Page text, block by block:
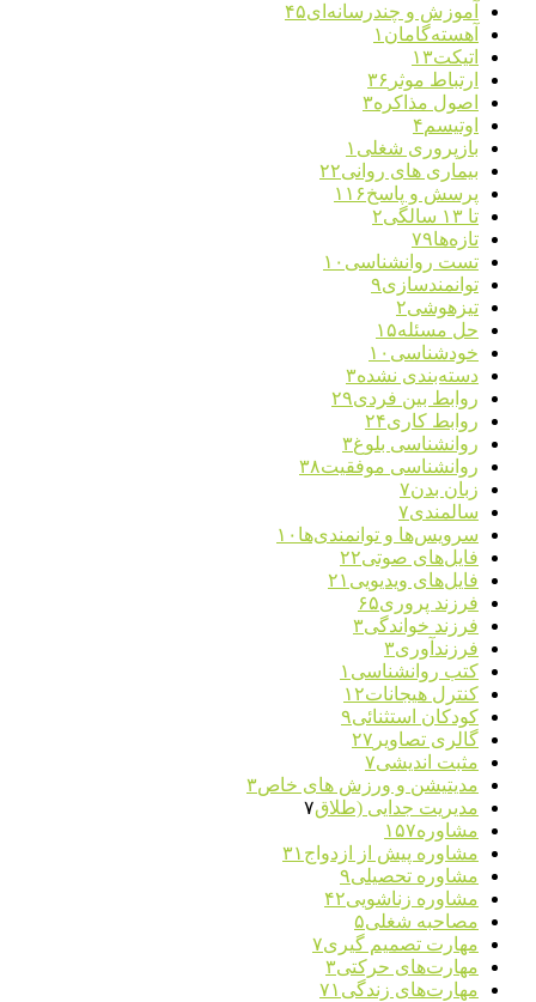
آموزش و چندرسانه‌ای۴۵
آهسته‌گامان ۱
اتیکت۱۳
ارتباط موثر ۳۶
اصول مذاکره۳
اوتیسم۴
بازپروری شغلی ۱
بیماری های روانی۲۲
پرسش و پاسخ۱۱۶
تا ۱۳ سالگی
۲
تازه‌ها۷۹
تست روانشناسی ۱۰
توانمندسازی۹
تیزهوشی۲
حل مسئله۱۵
خودشناسی ۱۰
دسته‌بندی نشده۳
روابط بین فردی۲۹
روابط کاری۲۴
روانشناسی بلوغ۳
روانشناسی موفقیت۳۸
زبان بدن۷
سالمندی۷
سرویس‌ها و توانمندی‌ها ۱۰
فایل‌های صوتی۲۲
فایل‌های ویدیویی ۲۱
فرزند پروری۶۵
فرزند خواندگی۳
فرزندآوری۳
کتب روانشناسی ۱
کنترل هیجانات۱۲
کودکان استثنائی۹
گالری تصاویر ۲۷
مثبت اندیشی۷
مدیتیشن و ورزش های خاص۳
مدیریت جدایی (طلاق۷
مشاوره۱۵۷
مشاوره پیش از ازدواج ۳۱
مشاوره تحصیلی۹
مشاوره زناشویی۴۲
مصاحبه شغلی۵
مهارت تصمیم گیری۷
مهارت‌های حرکتی۳
مهارت‌های زندگی ۷۱